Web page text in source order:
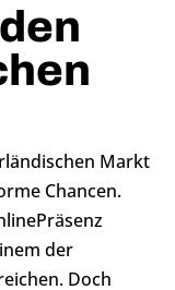
Markt
Chancen.
der
Doch